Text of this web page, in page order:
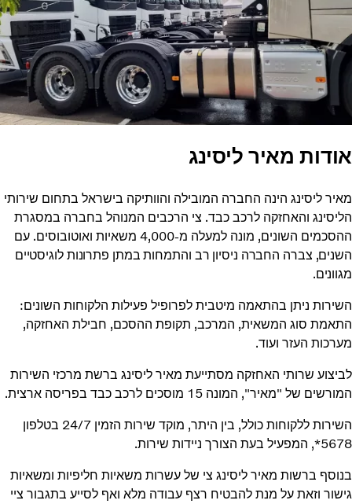
אודות מאיר ליסינג
מאיר ליסינג הינה החברה המובילה והוותיקה בישראל בתחום שירותי
הליסינג והאחזקה לרכב כבד. צי הרכבים המנוהל בחברה במסגרת
ההסכמים השונים, מונה למעלה מ-4,000 משאיות ואוטובוסים.
עם
השנים, צברה החברה ניסיון רב והתמחות במתן פתרונות לוגיסטיים
מגוונים.
השירות ניתן בהתאמה מיטבית לפרופיל פעילות הלקוחות השונים:
התאמת סוג המשאית, המרכב, תקופת ההסכם, חבילת האחזקה,
מערכות העזר ועוד.
לביצוע שרותי האחזקה מסתייעת מאיר ליסינג ברשת מרכזי השירות
המורשים של "מאיר", המונה 15 מוסכים לרכב כבד בפריסה ארצית.
השירות ללקוחות כולל, בין היתר, מוקד שירות הזמין 24/7 בטלפון
5678*, המפעיל בעת הצורך ניידות שירות.
בנוסף ברשות מאיר ליסינג צי של עשרות משאיות חליפיות ומשאיות
גישור וזאת על מנת להבטיח רצף עבודה מלא ואף לסייע בתגבור ציי